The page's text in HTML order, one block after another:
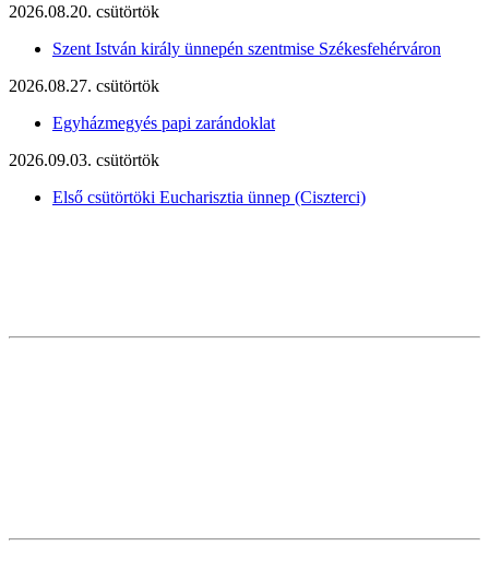
2026.08.20. csütörtök
Szent István király ünnepén szentmise Székesfehérváron
2026.08.27. csütörtök
Egyházmegyés papi zarándoklat
2026.09.03. csütörtök
Első csütörtöki Eucharisztia ünnep (Ciszterci)